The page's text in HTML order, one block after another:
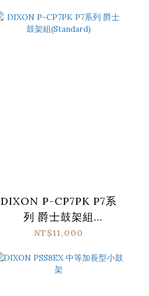
DIXON P-CP7PK P7系
列 爵士鼓架組
(Standard)
NT$11,000